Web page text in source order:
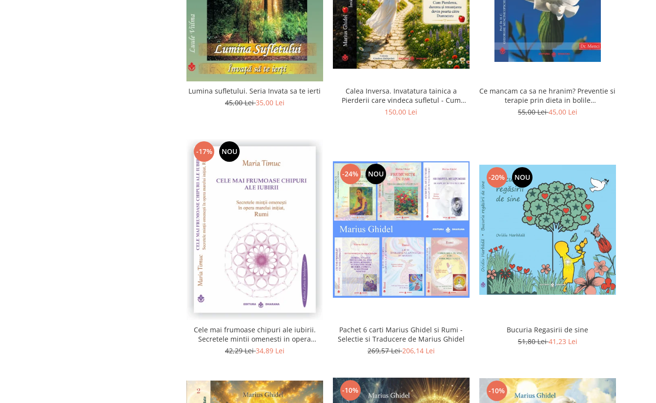
Lumina sufletului. Seria Invata sa te ierti
45,00 Lei35,00 Lei
Calea Inversa. Invatatura tainica a
Pierderii care vindeca sufletul - Cum
Pierderea, durerea si renuntarea devin
150,00 Lei
Ce mancam ca sa ne hranim? Preventie si
terapie prin dieta in bolile
cardiovasculare si in diabetul zaharat
55,00 Lei45,00 Lei
-17% NOU
Cele mai frumoase chipuri ale iubirii.
Secretele mintii omenesti in opera
marelui initiat, Rumi
42,29 Lei34,89 Lei
-24% NOU
Pachet 6 carti Marius Ghidel si Rumi -
Selectie si Traducere de Marius Ghidel
269,57 Lei206,14 Lei
-20% NOU
Bucuria Regasirii de sine
51,80 Lei41,23 Lei
-10% -10%